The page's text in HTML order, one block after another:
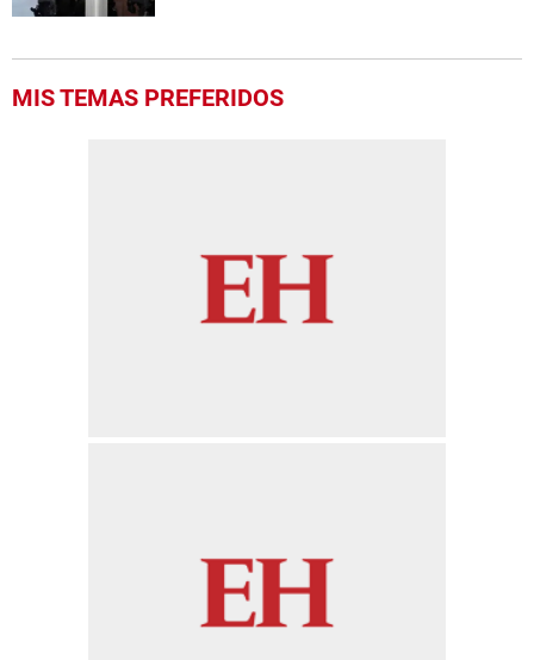
MIS TEMAS PREFERIDOS